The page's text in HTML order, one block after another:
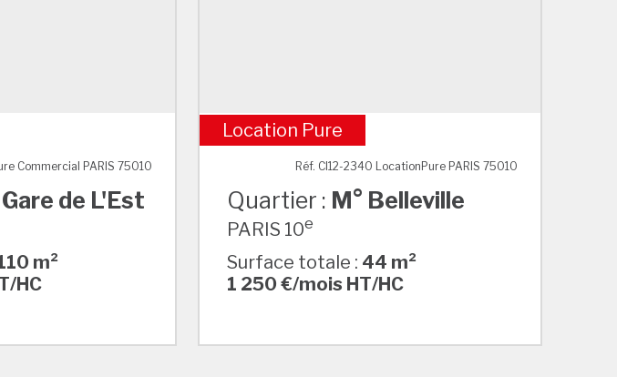
L'Est
Commercial PARIS 75010
de L'Est
m²
HC
M° Belleville
Location Pure
Réf. CI12-2340 LocationPure PARIS 75010
Quartier : M° Belleville
PARIS 10e
Surface totale : 44 m²
1 250 €/mois HT/HC